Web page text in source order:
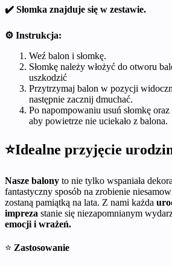
✔️ Słomka znajduje się w zestawie.
⚙️ Instrukcja:
Weź balon i słomkę.
Słomkę należy włożyć do otworu
uszkodzić
Przytrzymaj balon w pozycji
następnie zacznij dmuchać.
Po napompowaniu usuń słomkę
aby powietrze nie uciekało z balona.
⭐Idealne przyjęcie
Nasze balony to nie tylko wspaniała
fantastyczny sposób na zrobienie
zostaną pamiątką na lata. Z nami każda
impreza stanie się niezapomnianym
emocji i wrażeń.
⭐ Zastosowanie